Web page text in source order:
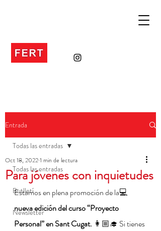
Entrada
Todas las entradas
Butlletí
Newsletter
Todas las entradas
Para jóvenes con inquietudes
Oct 18, 20221 min de lectura
Estamos en plena promoción de la💻
nueva edición del curso “Proyecto
Personal” en Sant Cugat. 👩🏼‍🎓 Si tienes